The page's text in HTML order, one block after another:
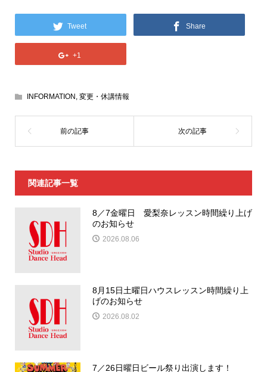
Tweet Share
+1
INFORMATION, 変更・休講情報
関連記事一覧
8／7金曜日 愛梨奈レッスン時間繰り上げ
のお知らせ
2026.08.06
8月15日土曜日ハウスレッスン時間繰り上
げのお知らせ
2026.08.02
7／26日曜日ビール祭り出演します！